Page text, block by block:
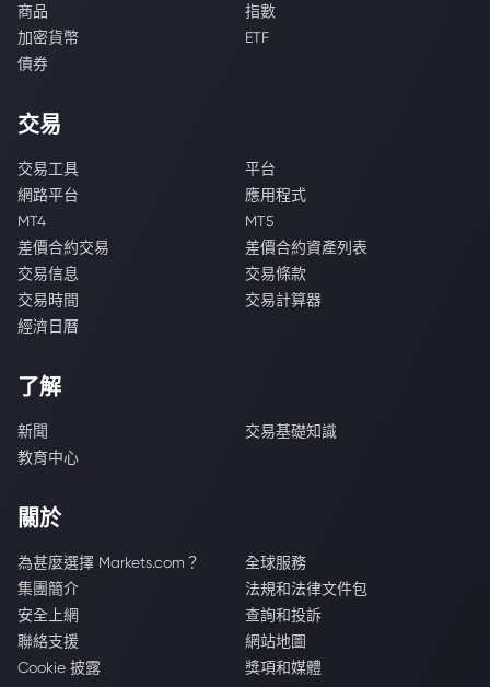
商品
指數
加密貨幣
ETF
債券
交易
交易工具
平台
網路平台
應用程式
MT4
MT5
差價合約交易
差價合約資產列表
交易信息
交易條款
交易時間
交易計算器
經濟日曆
了解
新聞
交易基礎知識
教育中心
關於
為甚麼選擇 Markets.com？
全球服務
集團簡介
法規和法律文件包
安全上網
查詢和投訴
聯絡支援
網站地圖
Cookie 披露
獎項和媒體